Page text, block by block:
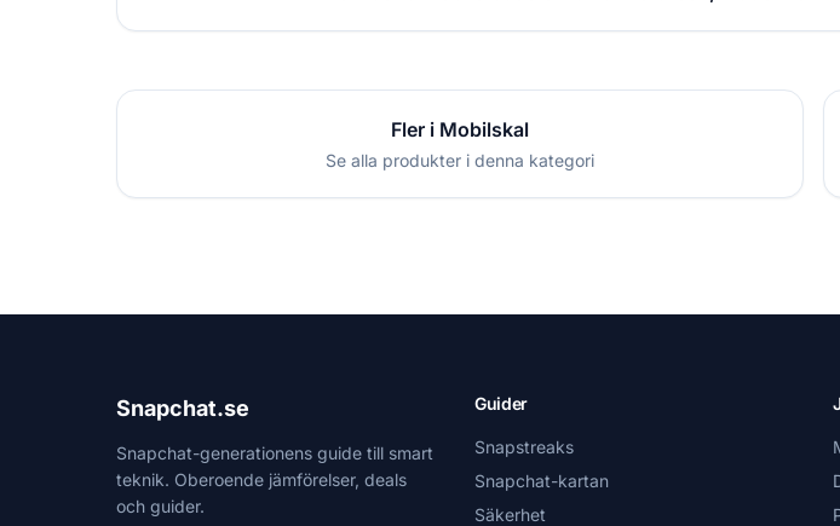
Fler i Mobilskal
Se alla produkter i denna kategori
Snapchat.se
Snapchat-generationens guide till smart
teknik. Oberoende jämförelser, deals
och guider.
Guider
Snapstreaks
Snapchat-kartan
Säkerhet